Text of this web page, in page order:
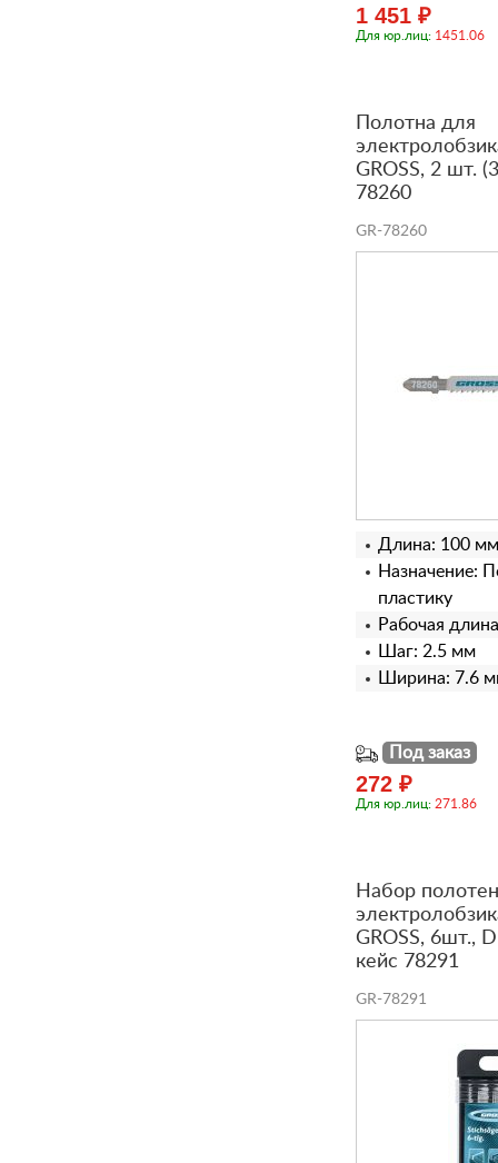
1 451 ₽
Для юр.лиц: 1451.06
Полотна для
GROSS, 2 шт.
78260
GR-78260
Длина: 100 мм
Назначение:
пластику
Рабочая
Шаг: 2.5 мм
Ширина: 7.6
Под заказ
272 ₽
Для юр.лиц: 271.86
Набор
GROSS, 6шт.,
кейс 78291
GR-78291